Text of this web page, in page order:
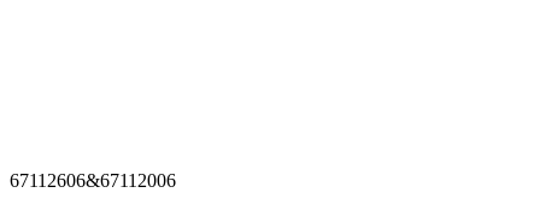
67112606&67112006